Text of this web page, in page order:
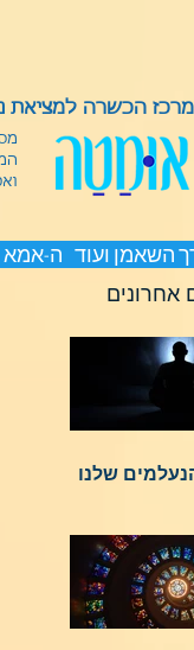
מרכז הכשרה למציאת
ה-אמא השאמן ועוד
אחרונים
שלנו